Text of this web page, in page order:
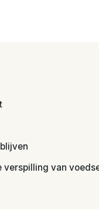
verspilling van